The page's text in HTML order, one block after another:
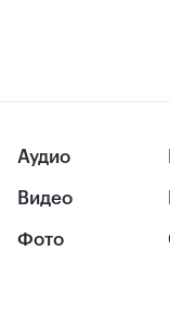
Аудио
Видео
Фото